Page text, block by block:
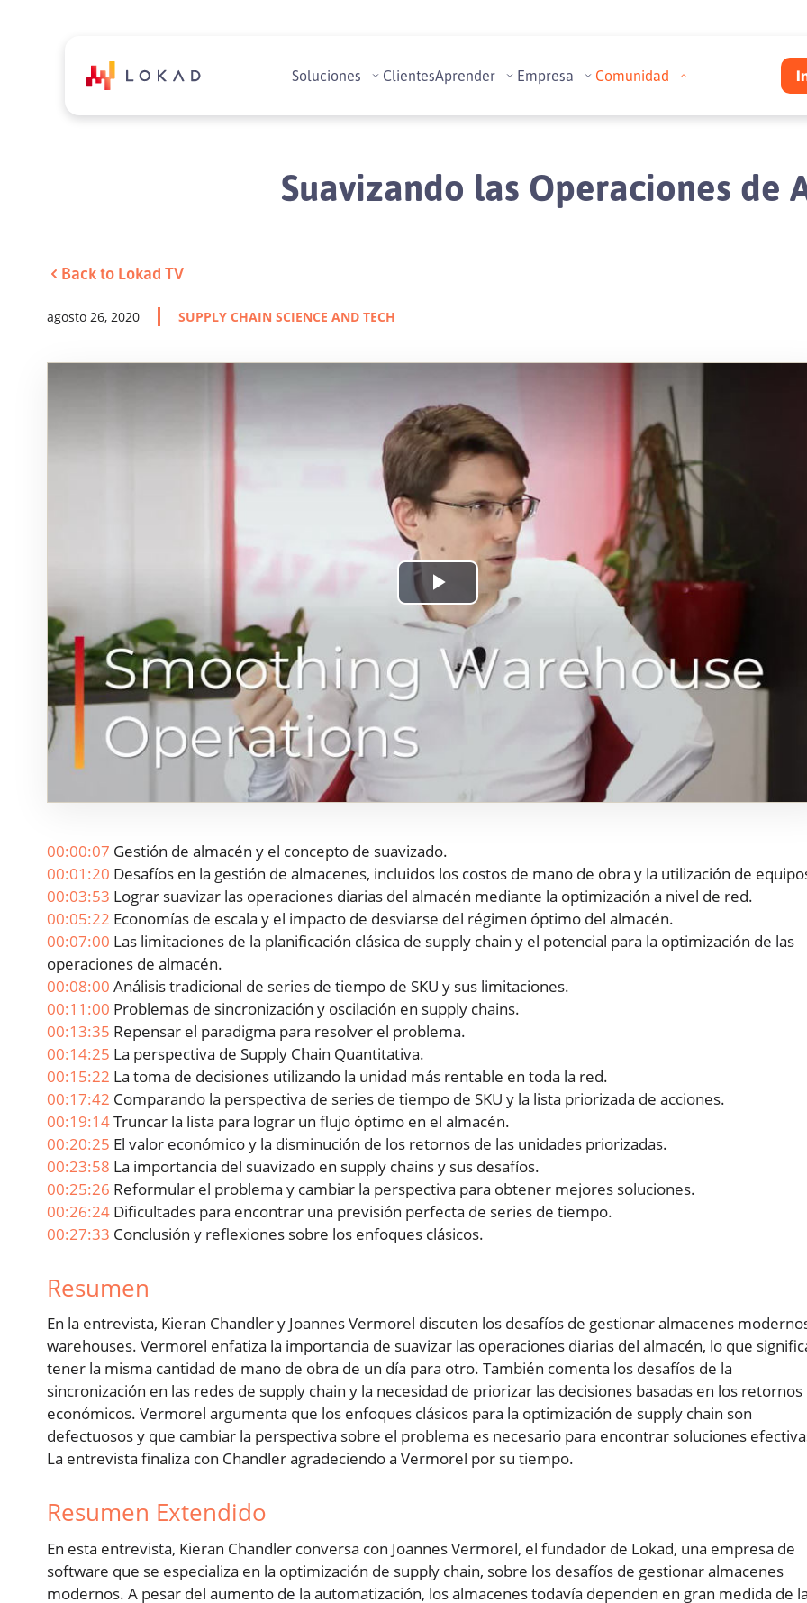
Soluciones ClientesAprender Empresa Comunidad
Suavizando las Operaciones de
Back to Lokad TV
agosto 26, 2020 SUPPLY CHAIN SCIENCE AND TECH
Play
Video
00:00:07 Gestión de almacén y el concepto de suavizado.
00:01:20 Desafíos en la gestión de almacenes, incluidos los costos de mano de obra y la utilización de
00:03:53 Lograr suavizar las operaciones diarias del almacén mediante la optimización a nivel de red.
00:05:22 Economías de escala y el impacto de desviarse del régimen óptimo del almacén.
00:07:00 Las limitaciones de la planificación clásica de supply chain y el potencial para la optimización de las
operaciones de almacén.
00:08:00 Análisis tradicional de series de tiempo de SKU y sus limitaciones.
00:11:00 Problemas de sincronización y oscilación en supply chains.
00:13:35 Repensar el paradigma para resolver el problema.
00:14:25 La perspectiva de Supply Chain Quantitativa.
00:15:22 La toma de decisiones utilizando la unidad más rentable en toda la red.
00:17:42 Comparando la perspectiva de series de tiempo de SKU y la lista priorizada de acciones.
00:19:14Truncar la lista para lograr un flujo óptimo en el almacén.
00:20:25 El valor económico y la disminución de los retornos de las unidades priorizadas.
00:23:58 La importancia del suavizado en supply chains y sus desafíos.
00:25:26 Reformular el problema y cambiar la perspectiva para obtener mejores soluciones.
00:26:24 Dificultades para encontrar una previsión perfecta de series de tiempo.
00:27:33 Conclusión y reflexiones sobre los enfoques clásicos.
Resumen
En la entrevista, Kieran Chandler y Joannes Vermorel discuten los desafíos de gestionar almacenes
warehouses. Vermorel enfatiza la importancia de suavizar las operaciones diarias del almacén, lo que
tener la misma cantidad de mano de obra de un día para otro. También comenta los desafíos de la
sincronización en las redes de supply chain y la necesidad de priorizar las decisiones basadas en los retornos
económicos. Vermorel argumenta que los enfoques clásicos para la optimización de supply chain son
defectuosos y que cambiar la perspectiva sobre el problema es necesario para encontrar soluciones
La entrevista finaliza con Chandler agradeciendo a Vermorel por su tiempo.
Resumen Extendido
En esta entrevista, Kieran Chandler conversa con Joannes Vermorel, el fundador de Lokad, una empresa de
software que se especializa en la optimización de supply chain, sobre los desafíos de gestionar almacenes
modernos. A pesar del aumento de la automatización, los almacenes todavía dependen en gran medida de la